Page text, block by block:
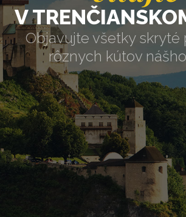
V
Objavujte všetky skryté
rôznych kútov